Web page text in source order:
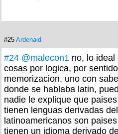
#25 Ardenaid
#24 @malecon1 no, lo ideal
cosas por logica, por
memorizacion. uno con
donde se hablaba latin,
nadie le explique que
tienen lenguas derivadas
latinoamericanos son
tienen un idioma derivado